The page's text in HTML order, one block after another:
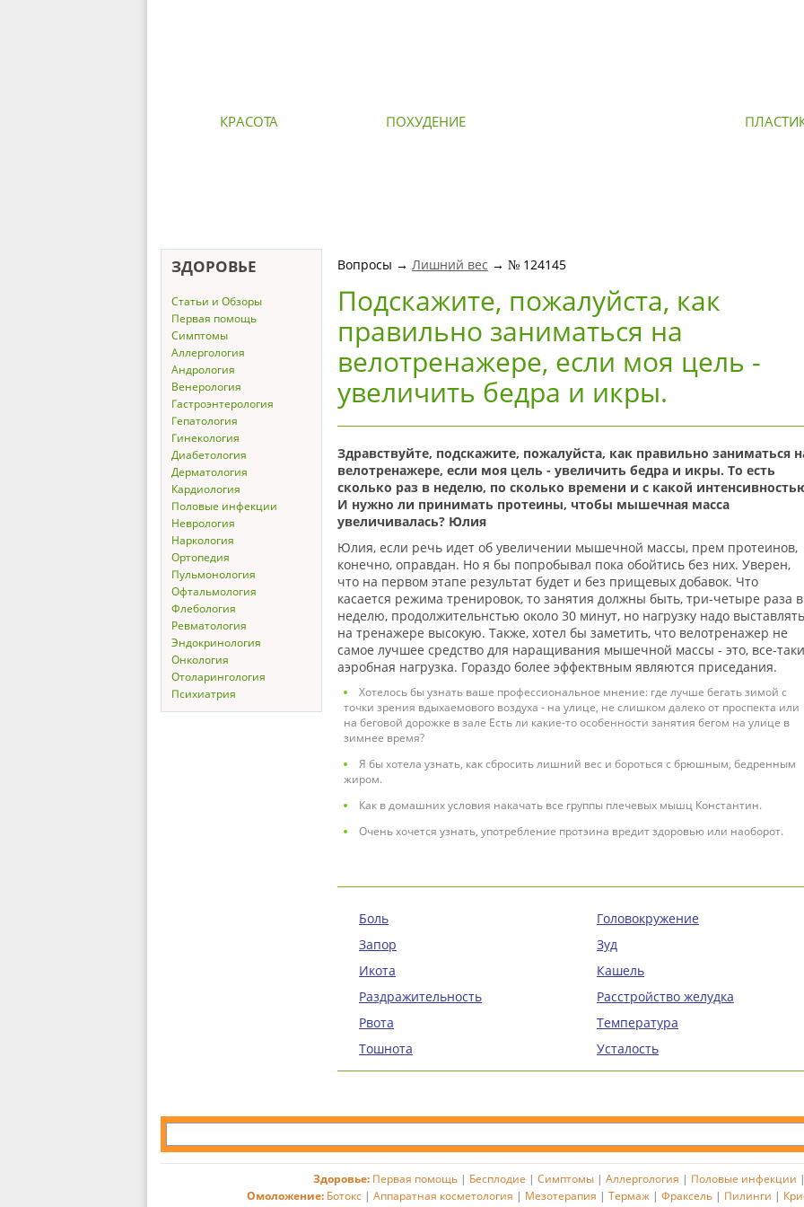
КРАСОТА ПОХУДЕНИЕ
ЗДОРОВЬЕ
Статьи и Обзоры
Первая помощь
Симптомы
Аллергология
Андрология
Венерология
Гастроэнтерология
Гепатология
Гинекология
Диабетология
Дерматология
Кардиология
Половые инфекции
Неврология
Наркология
Ортопедия
Пульмонология
Офтальмология
Флебология
Ревматология
Эндокринология
Онкология
Отоларингология
Психиатрия
Вопросы → Лишний вес → № 124145
Подскажите, пожалуйста, как
правильно заниматься на
велотренажере, если моя цель -
увеличить бедра и икры.
Здравствуйте, подскажите, пожалуйста, как правильно заниматься
велотренажере, если моя цель - увеличить бедра и икры. То есть
сколько раз в неделю, по сколько времени и с какой
И нужно ли принимать протеины, чтобы мышечная масса
увеличивалась? Юлия
Юлия, если речь идет об увеличении мышечной массы, прем протеинов,
конечно, оправдан. Но я бы попробывал пока обойтись без них. Уверен,
что на первом этапе результат будет и без прищевых добавок. Что
касается режима тренировок, то занятия должны быть, три-четыре раза в
неделю, продолжительнстью около 30 минут, но нагрузку надо выставлять
на тренажере высокую. Также, хотел бы заметить, что велотренажер не
самое лучшее средство для наращивания мышечной массы - это, все-таки
аэробная нагрузка. Гораздо более эффектвным являются приседания.
Хотелось бы узнать ваше профессиональное мнение: где лучше бегать зимой с
точки зрения вдыхаемового воздуха - на улице, не слишком далеко от проспекта или
на беговой дорожке в зале Есть ли какие-то особенности занятия бегом на улице в
зимнее время?
Я бы хотела узнать, как сбросить лишний вес и бороться с брюшным, бедренным
жиром.
Как в домашних условия накачать все группы плечевых мышц Константин.
Очень хочется узнать, употребление протэина вредит здоровью или наоборот.
Боль
Головокружение
Запор
Зуд
Икота
Кашель
Раздражительность
Расстройство желудка
Рвота
Температура
Тошнота
Усталость
Здоровье: Первая помощь| Бесплодие | Симптомы| Аллергология | Половые инфекции |
Омоложение: Ботокс | Аппаратная косметология | Мезотерапия | Термаж | Фраксель | Пилинги |